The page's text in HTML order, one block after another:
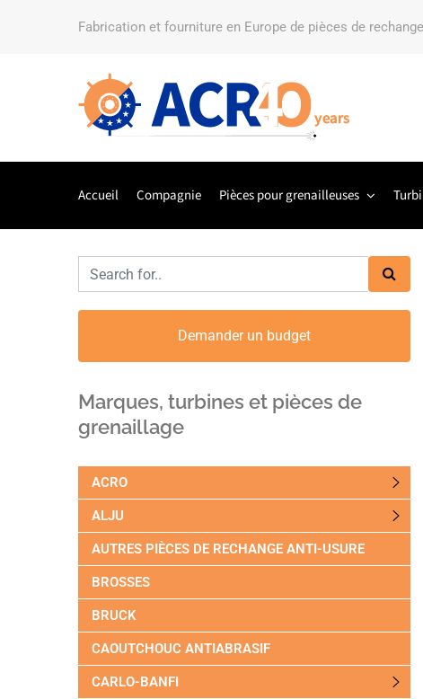
Fabrication et fourniture en Europe de pièces de
Accueil Compagnie Pièces pour grenailleuses
Demander un budget
Marques, turbines et pièces de
grenaillage
ACRO
ALJU
AUTRES PIÈCES DE RECHANGE ANTI-USURE
BROSSES
BRUCK
CAOUTCHOUC ANTIABRASIF
CARLO-BANFI